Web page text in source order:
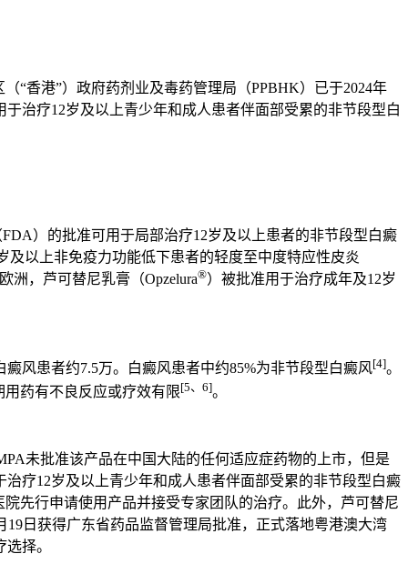
“香港”）政府药剂业及毒药管理局（PPBHK）已于2024年
治疗12岁及以上青少年和成人患者伴面部受累的非节段型白
）的批准可用于局部治疗12岁及以上患者的非节段型白癜
及以上非免疫力功能低下患者的轻度至中度特应性皮炎
洲，芦可替尼乳膏（Opzelura®）被批准用于治疗成年及12岁
风患者约7.5万。白癜风患者中约85%为非节段型白癜风[4]。
药有不良反应或疗效有限[5、 6]。
未批准该产品在中国大陆的任何适应症药物的上市，但是
疗12岁及以上青少年和成人患者伴面部受累的非节段型白癜
先行申请使用产品并接受专家团队的治疗。此外，芦可替尼
日获得广东省药品监督管理局批准，正式落地粤港澳大湾
择。